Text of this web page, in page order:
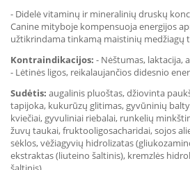
- Didelė vitaminų ir mineralinių druskų
Canine mityboje kompensuoja energijos
užtikrindama tinkamą maistinių medžiagų
Kontraindikacijos: - Nėštumas, laktacija,
- Lėtinės ligos, reikalaujančios didesnio
Sudėtis: augalinis pluoštas, džiovinta
tapijoka, kukurūzų glitimas, gyvūninių
kviečiai, gyvuliniai riebalai, runkelių
žuvų taukai, fruktooligosacharidai, sojos
sėklos, vėžiagyvių hidrolizatas
ekstraktas (liuteino šaltinis), kremzlės